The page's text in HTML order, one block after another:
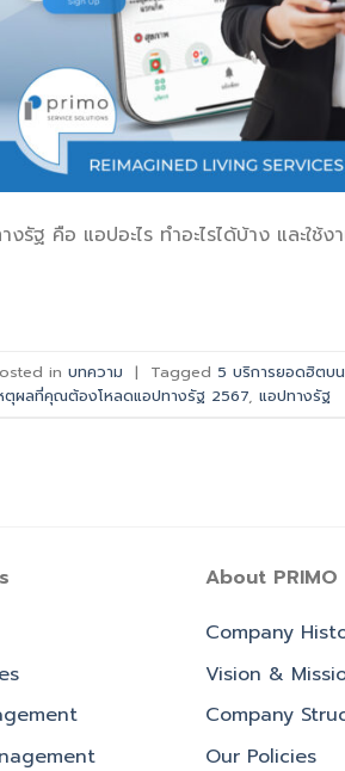
งรัฐ คือ แอปอะไร ทำอะไรได้บ้าง และใช้
in บทความ | Tagged 5 บริการยอดฮิตบ
ตุผลที่คุณต้องโหลดแอปทางรัฐ 2567 แอปทางรัฐ
About PRIMO
Company
Vision &
Company
Our Policies